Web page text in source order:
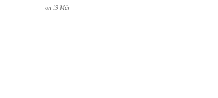
on 19 Mär